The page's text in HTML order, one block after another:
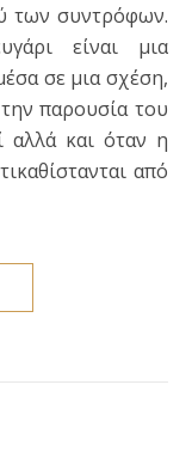
των συντρόφων.
είναι μια
σε μια σχέση,
παρουσία του
αλλά και όταν η
από